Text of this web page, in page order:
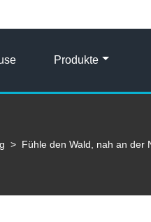
Produkte
> Fühle den Wald, nah an der